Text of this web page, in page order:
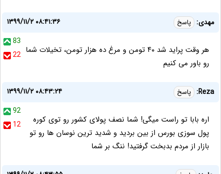
مهدی: پاسخ
۱۳۹۹/۱۱/۲ ۰۸:۴۱:۳۶
83
22 هر وقت پراید شد ۴۰ تومن و مرغ ده هزار تومن، تخیلات شما
رو باور می کنیم
Reza: پاسخ
۱۳۹۹/۱۱/۲ ۰۸:۴۳:۲۴
92
12
اره بابا تو راست میگی! شما نصف پولای کشور رو توی کوره
پول سوزی بورس از بین بردید و شدید ترین نوسان ها رو تو
بازار از مردم بدبخت گرفتید! ننگ بر شما